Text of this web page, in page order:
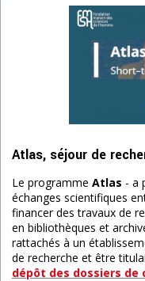
Atlas, séjour de
Le programme Atlas - a
échanges scientifiques
financer des travaux de
en bibliothèques et
rattachés à un
de recherche et être
dépôt des dossiers de